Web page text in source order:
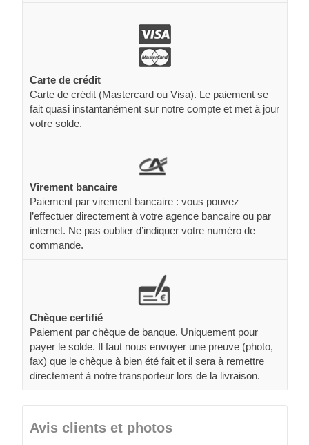
Carte de crédit
Carte de crédit (Mastercard ou Visa). Le paiement se
fait quasi instantanément sur notre compte et met à jour
votre solde.
Virement bancaire
Paiement par virement bancaire : vous pouvez
l’effectuer directement à votre agence bancaire ou par
internet. Ne pas oublier d’indiquer votre numéro de
commande.
Chèque certifié
Paiement par chèque de banque. Uniquement pour
payer le solde. Il faut nous envoyer une preuve (photo,
fax) que le chèque à bien été fait et il sera à remettre
directement à notre transporteur lors de la livraison.
Avis clients et photos